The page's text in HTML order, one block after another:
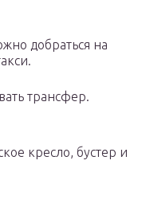
добраться на
трансфер.
кресло, бустер и